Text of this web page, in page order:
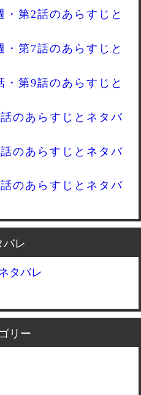
・第2話のあらすじと
・第7話のあらすじと
・第9話のあらすじと
のあらすじとネタバ
のあらすじとネタバ
のあらすじとネタバ
バレ
タバレ
リー